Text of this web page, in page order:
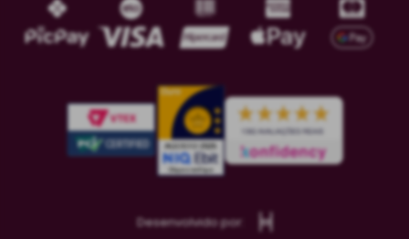
Desenvolvido por: